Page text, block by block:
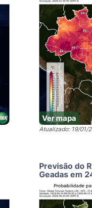
Ver mapa
Atualizado: 19/01/
Previsão do
Geadas em